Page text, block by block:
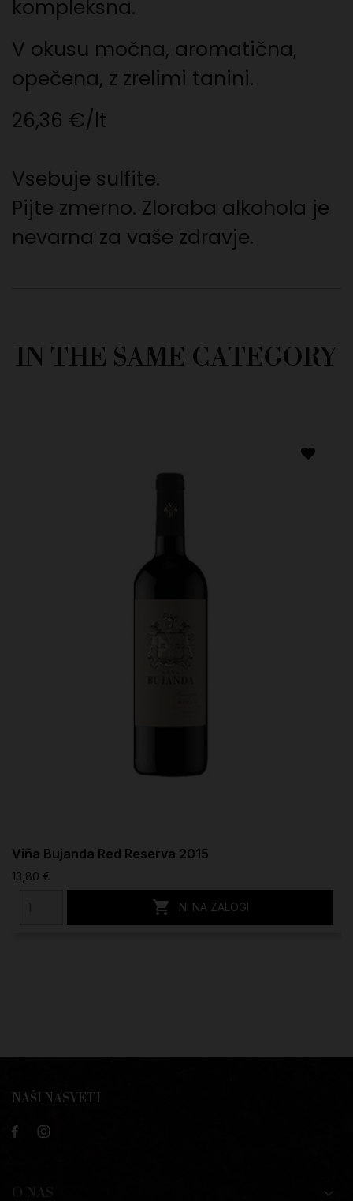
kompleksna.
V okusu močna, aromatična,
opečena, z zrelimi tanini.
26,36 €/lt
Vsebuje sulfite.
Pijte zmerno. Zloraba alkohola je
nevarna za vaše zdravje.
IN THE SAME CATEGORY
Viña Bujanda Red Reserva 2015
13,80 €
 NI NA ZALOGI
NAŠI NASVETI